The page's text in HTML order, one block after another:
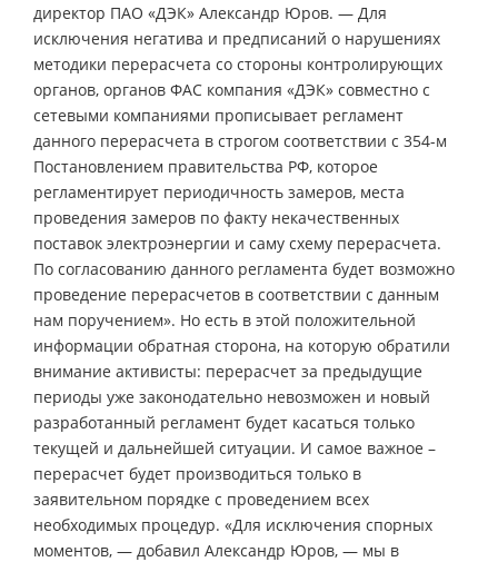
директор ПАО «ДЭК» Александр Юров. — Для
исключения негатива и предписаний о нарушениях
методики перерасчета со стороны контролирующих
органов, органов ФАС компания «ДЭК» совместно с
сетевыми компаниями прописывает регламент
данного перерасчета в строгом соответствии с 354-м
Постановлением правительства РФ, которое
регламентирует периодичность замеров, места
проведения замеров по факту некачественных
поставок электроэнергии и саму схему перерасчета.
По согласованию данного регламента будет возможно
проведение перерасчетов в соответствии с данным
нам поручением». Но есть в этой положительной
информации обратная сторона, на которую обратили
внимание активисты: перерасчет за предыдущие
периоды уже законодательно невозможен и новый
разработанный регламент будет касаться только
текущей и дальнейшей ситуации. И самое важное –
перерасчет будет производиться только в
заявительном порядке с проведением всех
необходимых процедур. «Для исключения спорных
моментов, — добавил Александр Юров, — мы в